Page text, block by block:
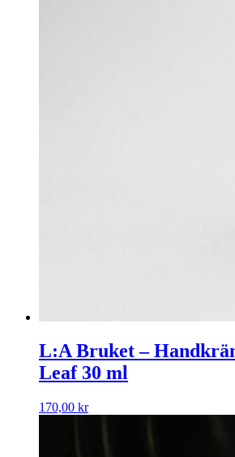
L:A Bruket –
Leaf 30 ml
170,00 kr